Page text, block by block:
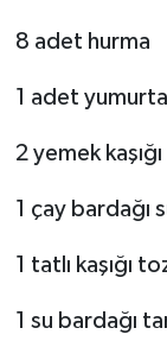
8 adet hurma
1 adet yumurta
2 yemek
1 çay bardağı
1 tatlı kaşığı
1 su bardağı